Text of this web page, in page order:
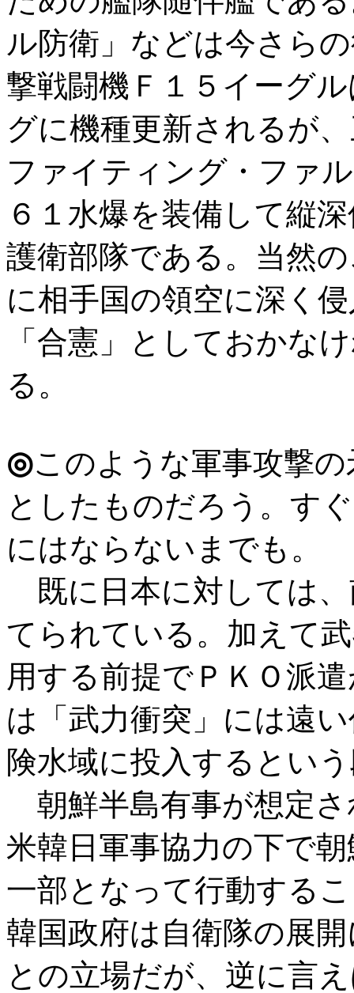
ル防衛」などは今さら
撃戦闘機Ｆ１５イーグ
グに機種更新されるが
ファイティング・ファ
６１水爆を装備して縦
護衛部隊である。当然
に相手国の領空に深く
「合憲」としておかな
る。
◎このような軍事攻撃
としたものだろう。す
にはならないまでも。
既に日本に対しては
てられている。加えて
用する前提でＰＫＯ派
は「武力衝突」には遠
険水域に投入するとい
朝鮮半島有事が想定
米韓日軍事協力の下で
一部となって行動する
韓国政府は自衛隊の展
との立場だが、逆に言